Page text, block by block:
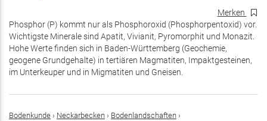
Merken
Phosphor (P) kommt nur als Phosphoroxid (Phosphorpentoxid) vor.
Wichtigste Minerale sind Apatit, Vivianit, Pyromorphit und Monazit.
Hohe Werte finden sich in Baden-Württemberg (Geochemie,
geogene Grundgehalte) in tertiären Magmatiten, Impaktgesteinen,
im Unterkeuper und in Migmatiten und Gneisen.
Bodenkunde › Neckarbecken › Bodenlandschaften ›